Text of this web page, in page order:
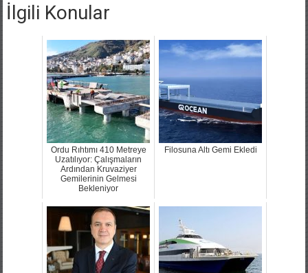
İlgili Konular
Ordu Rıhtımı 410 Metreye
Uzatılıyor: Çalışmaların
Ardından Kruvaziyer
Gemilerinin Gelmesi
Bekleniyor
Filosuna Altı Gemi Ekledi